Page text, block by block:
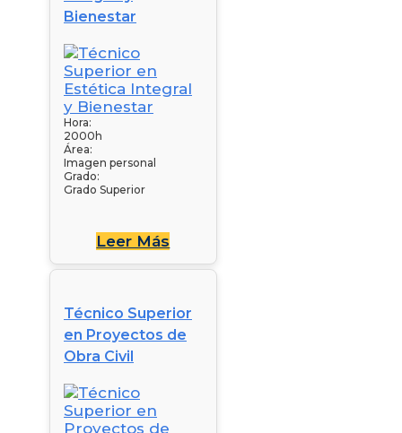
Bienestar
Hora:
2000h
Área:
Imagen personal
Grado:
Grado Superior
Leer Más
Técnico Superior
en Proyectos de
Obra Civil